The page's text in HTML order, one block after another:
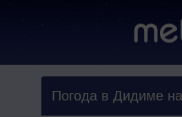
Погода в Дидиме